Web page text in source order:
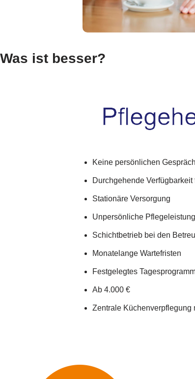
ist besser?
Keine persönlichen
Durchgehende Verfügbarkeit
Stationäre Versorgung
Unpersönliche
Schichtbetrieb bei den
Monatelange Wartefristen
Festgelegtes
Ab 4.000 €
Zentrale Küchenverpflegung